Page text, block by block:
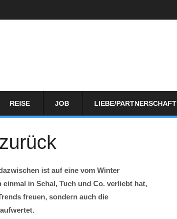
REISE JOB LIEBE/PARTNERSCHAFT
ist auf eine vom Winter
in Schal, Tuch und Co. verliebt hat,
freuen, sondern auch die